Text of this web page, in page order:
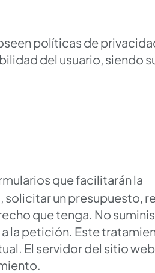
políticas de
del usuario, siendo
que facilitarán la
un presupuesto,
que tenga. No
la petición. Este
El servidor del sitio